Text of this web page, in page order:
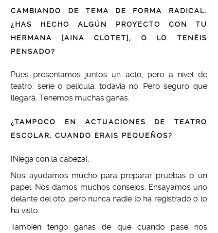
CAMBIANDO DE TEMA DE FORMA RADICAL.
¿HAS HECHO ALGÚN PROYECTO CON TU
HERMANA [AINA CLOTET], O LO TENÉIS
PENSADO?
Pues presentamos juntos un acto, pero a nivel de
teatro, serie o película, todavía no. Pero seguro que
llegará. Tenemos muchas ganas.
¿TAMPOCO EN ACTUACIONES DE TEATRO
ESCOLAR, CUANDO ERAIS PEQUEÑOS?
[Niega con la cabeza].
Nos ayudamos mucho para preparar pruebas o un
papel. Nos damos muchos consejos. Ensayamos uno
delante del oto, pero nunca nadie lo ha registrado o lo
ha visto.
También tengo ganas de que cuando pase nos